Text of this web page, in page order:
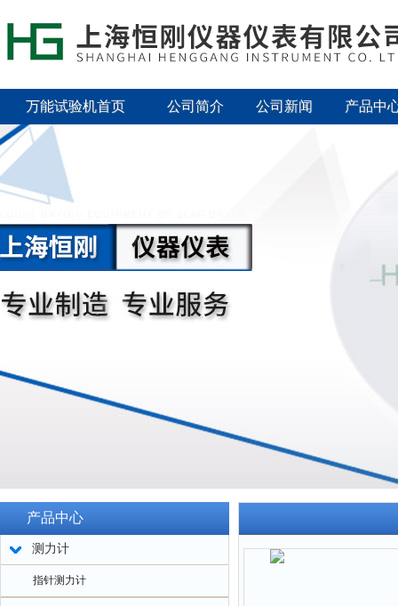
万能试验机首页 公司简介 公司新闻 产品中
产品中心
测力计
指针测力计